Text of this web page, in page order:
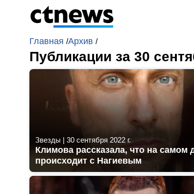
Главная /Архив /
Публикации за 30
Звезды | 30 сентября 2022 г.
Климова рассказала, что на самом
происходит с Нагиевым